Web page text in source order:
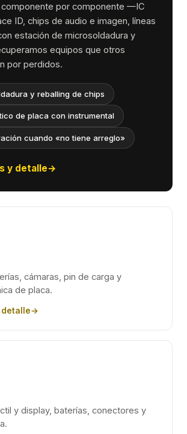
componente por componente —IC
ID, chips de audio e imagen, líneas
estación de microsoldadura y
equipos que otros
por perdidos.
y reballing de chips
de placa con instrumental
cuando «no tiene arreglo»
y detalle→
cámaras, pin de carga y
de placa.
detalle→
y display, baterías, conectores y